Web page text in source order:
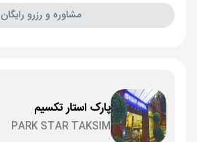
مشاوره و رزرو رایگان
پارک استار تکسیم
PARK STAR TAKSIM